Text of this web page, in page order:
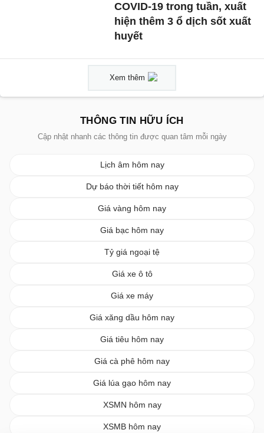
COVID-19 trong tuần, xuất
hiện thêm 3 ổ dịch sốt xuất
huyết
Xem thêm
THÔNG TIN HỮU ÍCH
Cập nhật nhanh các thông tin được quan tâm mỗi ngày
Lịch âm hôm nay
Dự báo thời tiết hôm nay
Giá vàng hôm nay
Giá bạc hôm nay
Tỷ giá ngoại tệ
Giá xe ô tô
Giá xe máy
Giá xăng dầu hôm nay
Giá tiêu hôm nay
Giá cà phê hôm nay
Giá lúa gạo hôm nay
XSMN hôm nay
XSMB hôm nay